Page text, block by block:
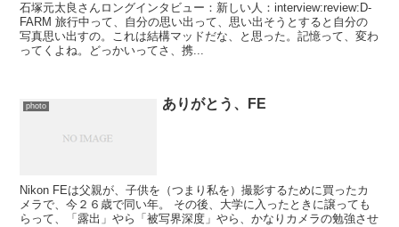
石塚元太良さんロングインタビュー：新しい人：interview:review:D-
FARM 旅行中って、自分の思い出って、思い出そうとすると自分の
写真思い出すの。これは結構マッドだな、と思った。記憶って、変わ
ってくよね。どっかいってさ、携...
photo ありがとう、FE
Nikon FEは父親が、子供を（つまり私を）撮影するために買ったカ
メラで、今２６歳で同い年。 その後、大学に入ったときに譲っても
らって、「露出」やら「被写界深度」やら、かなりカメラの勉強させ